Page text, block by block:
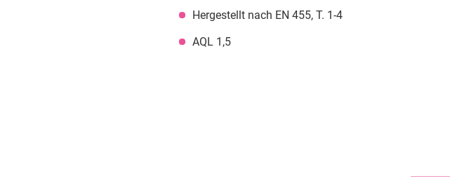
Hergestellt nach EN 455, T. 1-4
AQL 1,5